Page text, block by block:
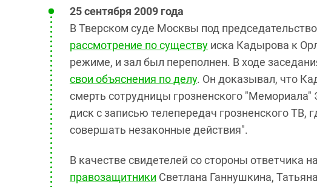
25 сентября 2009 года
В Тверском суде Москвы под
рассмотрение по существу иска Кадырова к
режиме, и зал был переполнен. В ходе
свои объяснения по делу. Он доказывал, что
смерть сотрудницы грозненского "Мемориала"
диск с записью телепередач грозненского ТВ,
совершать незаконные действия".
В качестве свидетелей со стороны ответчика
правозащитники Светлана Ганнушкина,